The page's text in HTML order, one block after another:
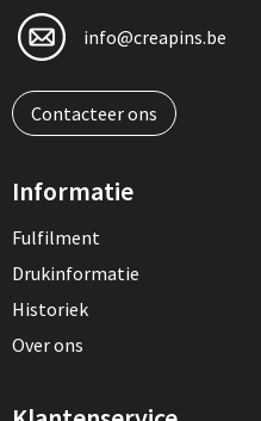
info@creapins.be
Contacteer ons
Informatie
Fulfilment
Drukinformatie
Historiek
Over ons